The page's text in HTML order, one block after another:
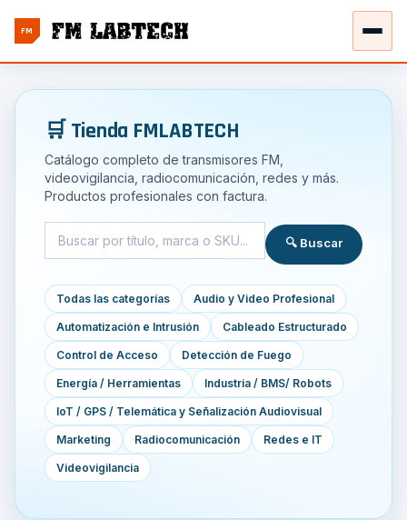
FM
🛒 Tienda FMLABTECH
Catálogo completo de transmisores FM,
videovigilancia, radiocomunicación, redes y más.
Productos profesionales con factura.
🔍 Buscar
Todas las categorías Audio y Video Profesional
Automatización e Intrusión Cableado Estructurado
Control de Acceso Detección de Fuego
Energía / Herramientas Industria / BMS/ Robots
IoT / GPS / Telemática y Señalización Audiovisual
Marketing Radiocomunicación Redes e IT
Videovigilancia